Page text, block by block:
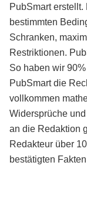
PubSmart
bestimmten
Schranken,
Restriktionen.
So haben wir
PubSmart die
vollkommen
Widersprüche
an die Redaktion
Redakteur über
bestätigten